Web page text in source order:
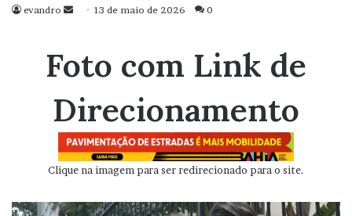
evandro
Mande
mail
13 de maio de 2026 0
Foto com Link de
Direcionamento
Clique na imagem para ser redirecionado para o site.